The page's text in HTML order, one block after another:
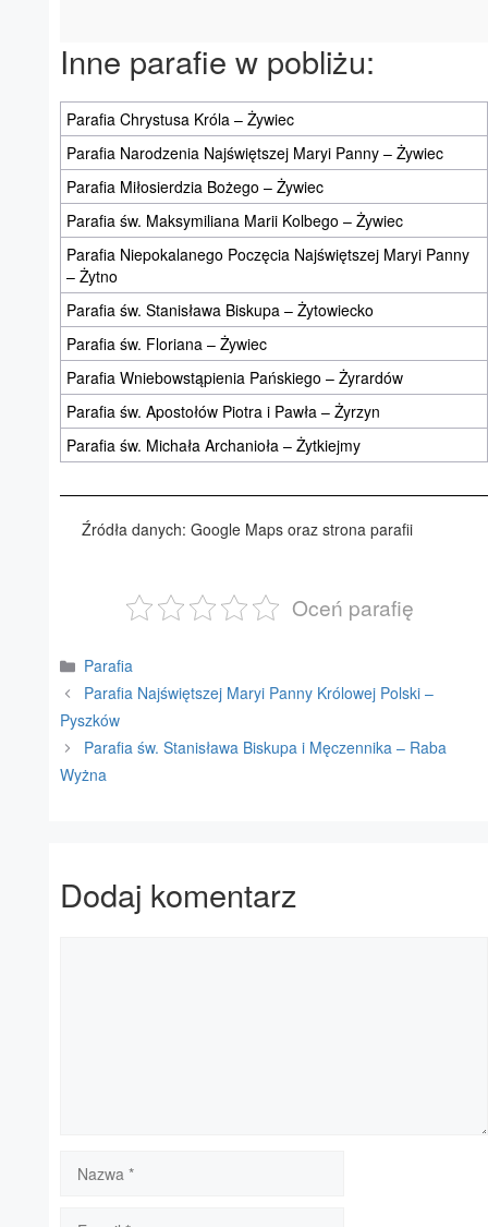
Inne parafie w pobliżu:
Parafia Chrystusa Króla – Żywiec
Parafia Narodzenia Najświętszej Maryi Panny – Żywiec
Parafia Miłosierdzia Bożego – Żywiec
Parafia św. Maksymiliana Marii Kolbego – Żywiec
Parafia Niepokalanego Poczęcia Najświętszej Maryi Panny
– Żytno
Parafia św. Stanisława Biskupa – Żytowiecko
Parafia św. Floriana – Żywiec
Parafia Wniebowstąpienia Pańskiego – Żyrardów
Parafia św. Apostołów Piotra i Pawła – Żyrzyn
Parafia św. Michała Archanioła – Żytkiejmy
Źródła danych: Google Maps oraz strona parafii
Oceń parafię
Kategorie
Parafia
Parafia Najświętszej Maryi Panny Królowej Polski –
Pyszków
Parafia św. Stanisława Biskupa i Męczennika – Raba
Wyżna
Dodaj komentarz